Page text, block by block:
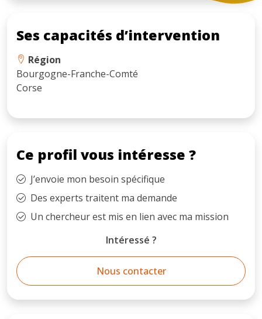
Ses capacités d’intervention
Région
Bourgogne-Franche-Comté
Corse
Ce profil vous intéresse ?
J’envoie mon besoin spécifique
Des experts traitent ma demande
Un chercheur est mis en lien avec ma mission
Intéressé ?
Nous contacter